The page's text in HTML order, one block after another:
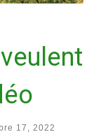
17, 2022